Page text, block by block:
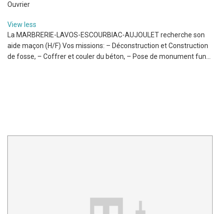
Ouvrier
View less
La MARBRERIE-LAVOS-ESCOURBIAC-AUJOULET recherche son
aide maçon (H/F) Vos missions: – Déconstruction et Construction
de fosse, – Coffrer et couler du béton, – Pose de monument fun...